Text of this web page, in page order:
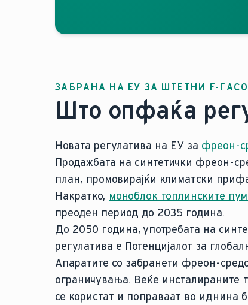
ЗАБРАНА НА ЕУ ЗА ШТЕТНИ F-
Што опфаќа
Новата регулатива на ЕУ за фреон-
Продажбата на синтетички фреон-
план, промовирајќи климатски
Накратко, моноблок топлинските
преоден период до 2035 година.
До 2050 година, употребата на
регулатива е Потенцијалот за
Апаратите со забранети фреон-
ограничувања. Веќе инсталираните
се користат и поправаат во иднина